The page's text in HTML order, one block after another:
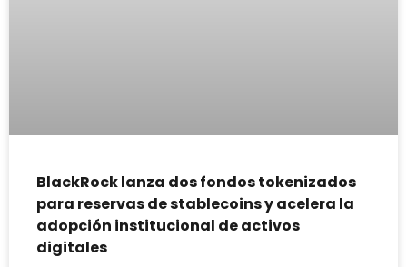
BlackRock lanza dos fondos tokenizados
para reservas de stablecoins y acelera la
adopción institucional de activos
digitales